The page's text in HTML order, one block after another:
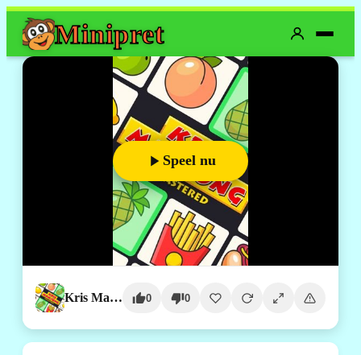
Minipret
Speel nu
Kris Mahjong Remastered 0 0